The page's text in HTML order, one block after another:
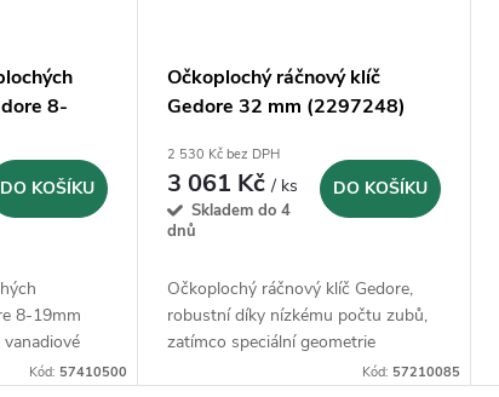
8-
DO KOŠÍKU
8-19mm
Kód: 57410500
Očkoplochý ráčnový klíč
Gedore 32 mm (2297248)
2 530 Kč bez DPH
3 061 Kč/ ks
Skladem do 4
dnů
DO KOŠÍKU
Očkoplochý ráčnový klíč Gedore,
robustní díky nízkému počtu zubů,
zatímco speciální geometrie
západky zaručuje velmi malý
Kód: 57210085